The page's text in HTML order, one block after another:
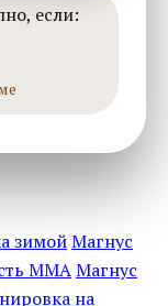
если:
зимойМагнус
ММАМагнус
на